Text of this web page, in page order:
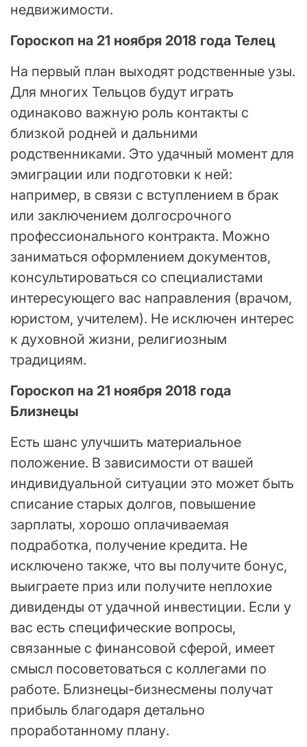
недвижимости.
Гороскоп на 21 ноября 2018 года Телец
На первый план выходят родственные узы.
Для многих Тельцов будут играть
одинаково важную роль контакты с
близкой родней и дальними
родственниками. Это удачный момент для
эмиграции или подготовки к ней:
например, в связи с вступлением в брак
или заключением долгосрочного
профессионального контракта. Можно
заниматься оформлением документов,
консультироваться со специалистами
интересующего вас направления (врачом,
юристом, учителем). Не исключен интерес
к духовной жизни, религиозным
традициям.
Гороскоп на 21 ноября 2018 года
Близнецы
Есть шанс улучшить материальное
положение. В зависимости от вашей
индивидуальной ситуации это может быть
списание старых долгов, повышение
зарплаты, хорошо оплачиваемая
подработка, получение кредита. Не
исключено также, что вы получите бонус,
выиграете приз или получите неплохие
дивиденды от удачной инвестиции. Если у
вас есть специфические вопросы,
связанные с финансовой сферой, имеет
смысл посоветоваться с коллегами по
работе. Близнецы-бизнесмены получат
прибыль благодаря детально
проработанному плану.